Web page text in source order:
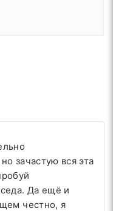
зачастую вся эта
Да ещё и
честно, я